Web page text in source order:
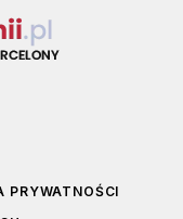
PRYWATNOŚCI